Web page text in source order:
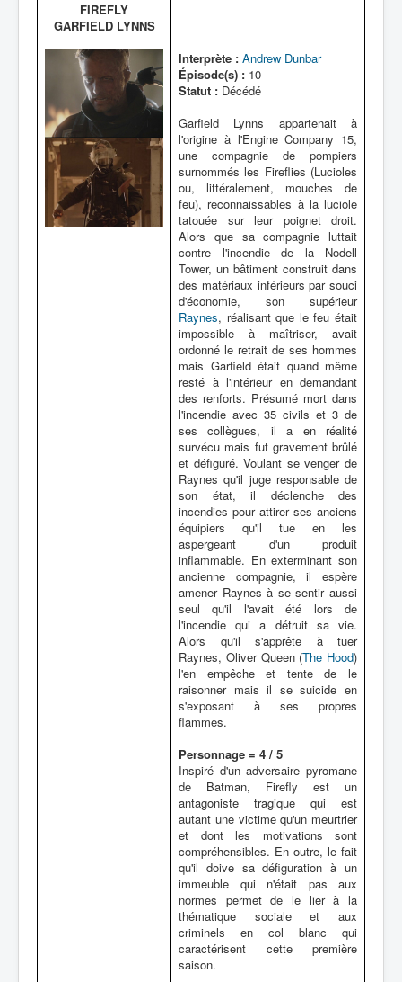
FIREFLY
GARFIELD LYNNS
Interprète : Andrew Dunbar
Épisode(s) : 10
Statut : Décédé
Garfield Lynns appartenait à
l'origine à l'Engine Company 15,
une compagnie de pompiers
surnommés les Fireflies (Lucioles
ou, littéralement, mouches de
feu), reconnaissables à la luciole
tatouée sur leur poignet droit.
Alors que sa compagnie luttait
contre l'incendie de la Nodell
Tower, un bâtiment construit dans
des matériaux inférieurs par souci
d'économie, son supérieur
Raynes, réalisant que le feu était
impossible à maîtriser, avait
ordonné le retrait de ses hommes
mais Garfield était quand même
resté à l'intérieur en demandant
des renforts. Présumé mort dans
l'incendie avec 35 civils et 3 de
ses collègues, il a en réalité
survécu mais fut gravement brûlé
et défiguré. Voulant se venger de
Raynes qu'il juge responsable de
son état, il déclenche des
incendies pour attirer ses anciens
équipiers qu'il tue en les
aspergeant d'un produit
inflammable. En exterminant son
ancienne compagnie, il espère
amener Raynes à se sentir aussi
seul qu'il l'avait été lors de
l'incendie qui a détruit sa vie.
Alors qu'il s'apprête à tuer
Raynes, Oliver Queen (The Hood)
l'en empêche et tente de le
raisonner mais il se suicide en
s'exposant à ses propres
flammes.
Personnage = 4 / 5
Inspiré d'un adversaire pyromane
de Batman, Firefly est un
antagoniste tragique qui est
autant une victime qu'un meurtrier
et dont les motivations sont
compréhensibles. En outre, le fait
qu'il doive sa défiguration à un
immeuble qui n'était pas aux
normes permet de le lier à la
thématique sociale et aux
criminels en col blanc qui
caractérisent cette première
saison.